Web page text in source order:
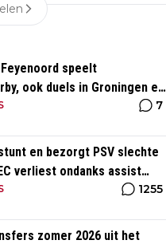
speelt
ook duels in Groningen en
7
en bezorgt PSV slechte
verliest ondanks assist
1255
zomer 2026 uit het